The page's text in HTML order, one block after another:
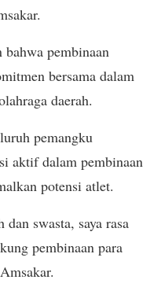
pembinaan
bersama dalam
daerah.
pemangku
aktif dalam pembinaan
potensi atlet.
swasta, saya rasa
pembinaan para